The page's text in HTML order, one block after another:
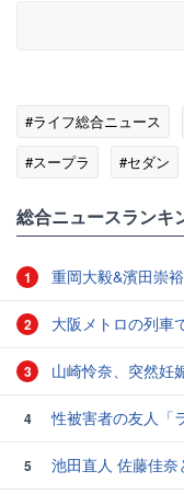
#ライフ総合ニュース
#スープラ
#セダン
総合ニュースランキ
1 重岡大毅&濱田崇
2 大阪メトロの列車
3 山崎怜奈、突然妊
4 性被害者の友人「
5
池田直人 佐藤佳奈